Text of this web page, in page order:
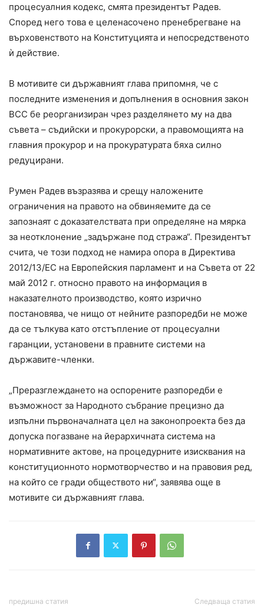
процесуалния кодекс, смята президентът Радев.
Според него това е целенасочено пренебрегване на
върховенството на Конституцията и непосредственото
ѝ действие.
В мотивите си държавният глава припомня, че с
последните изменения и допълнения в основния закон
ВСС бе реорганизиран чрез разделянето му на два
съвета – съдийски и прокурорски, а правомощията на
главния прокурор и на прокуратурата бяха силно
редуцирани.
Румен Радев възразява и срещу наложените
ограничения на правото на обвиняемите да се
запознаят с доказателствата при определяне на мярка
за неотклонение „задържане под стража“. Президентът
счита, че този подход не намира опора в Директива
2012/13/ЕС на Европейския парламент и на Съвета от 22
май 2012 г. относно правото на информация в
наказателното производство, която изрично
постановява, че нищо от нейните разпоредби не може
да се тълкува като отстъпление от процесуални
гаранции, установени в правните системи на
държавите-членки.
„Преразглеждането на оспорените разпоредби е
възможност за Народното събрание прецизно да
изпълни първоначалната цел на законопроекта без да
допуска погазване на йерархичната система на
нормативните актове, на процедурните изисквания на
конституционното нормотворчество и на правовия ред,
на който се гради обществото ни“, заявява още в
мотивите си държавният глава.
предишна статия Следваща статия